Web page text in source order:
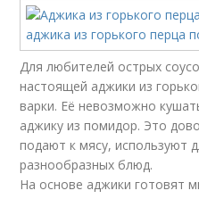
Чеснок в ведре
Приготовления на
зиму
Для любителей острых
настоящей аджики из
варки. Её невозможно
аджику из помидор. Это
подают к мясу, используют
разнообразных блюд.
На основе аджики готовят